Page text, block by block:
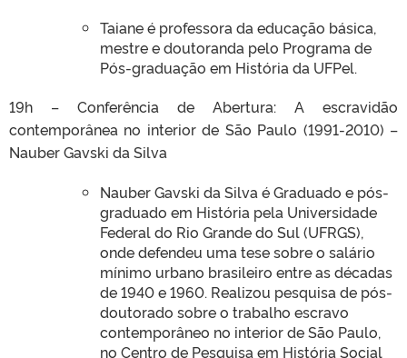
Taiane é professora da educação básica,
mestre e doutoranda pelo Programa de
Pós-graduação em História da UFPel.
19h – Conferência de Abertura: A escravidão
contemporânea no interior de São Paulo (1991-2010) –
Nauber Gavski da Silva
Nauber Gavski da Silva é Graduado e pós-
graduado em História pela Universidade
Federal do Rio Grande do Sul (UFRGS),
onde defendeu uma tese sobre o salário
mínimo urbano brasileiro entre as décadas
de 1940 e 1960. Realizou pesquisa de pós-
doutorado sobre o trabalho escravo
contemporâneo no interior de São Paulo,
no Centro de Pesquisa em História Social